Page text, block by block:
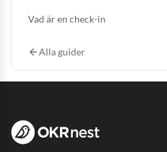
Vad är en check-in
Alla guider